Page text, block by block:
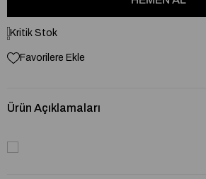
Kritik Stok
Favorilere Ekle
Ürün Açıklamaları